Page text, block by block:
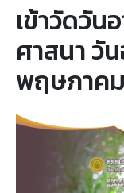
เข้าวัดวัน
ศาสนา วั
พฤษภาค